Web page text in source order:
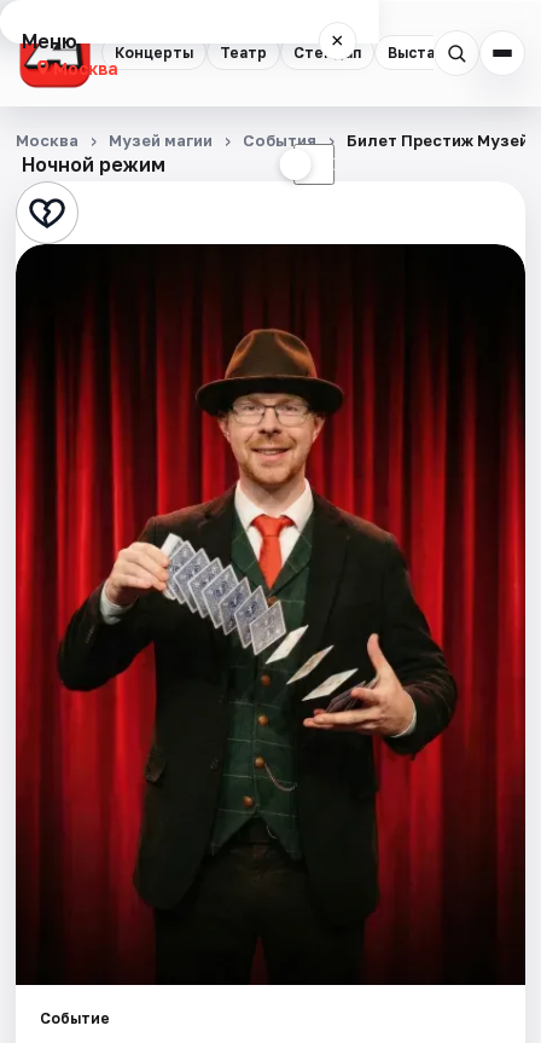
Концерты Театр Стендап Выставки
Меню ×
Москва
Концерты
Театр
Стендап
Города
Ночной режим ☾
Москва Музей магии События Билет Престиж Музей
Событие